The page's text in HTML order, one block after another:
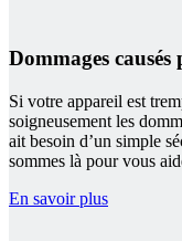
Dommages causés
Si votre appareil est
soigneusement les
ait besoin d’un simple
sommes là pour vous
En savoir plus